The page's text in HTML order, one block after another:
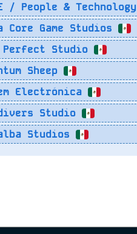
/ People & Technology
Core Game Studios
Perfect Studio
Sheep
Electrónica
Studio
Studios